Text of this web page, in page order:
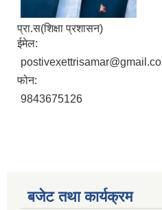
प्रा.स(शिक्षा प्रशासन)
ईमेल:
फोन:
9843675126
बजेट तथा कार्यक्रम